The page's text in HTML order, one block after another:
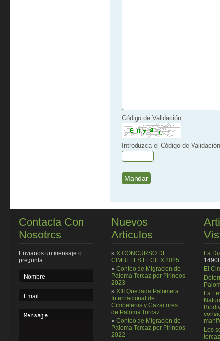
Código de Validación:
Introduzca el Código de
Contacta Con
Nosotros
Envianos un mensaje o
pregunta.
Nuevos
Articulos
» X CONCURSO DE
CIMBELES FECIEX 2025
» Conteo de Migracion de
Paloma Torcaz por Pirineos
2023
» XIII Quedada Palomera
Internacional de
Cimbeleros y Cazadores
de Paloma Torcaz
» Conteo de Migracion de
Paloma Torcaz por Pirineos
2022
La
El
La
Los
torcaz